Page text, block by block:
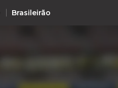
Brasileirão